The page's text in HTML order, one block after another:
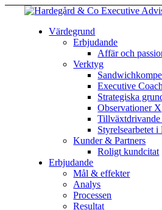
Värdegrund
Erbjudande
Affär och
Verktyg
Executive
Strategiska
Observationer X
Tillväxtdrivande
Styrelsearbetet
Kunder & Partners
Roligt kundcitat
Erbjudande
Mål & effekter
Analys
Processen
Resultat